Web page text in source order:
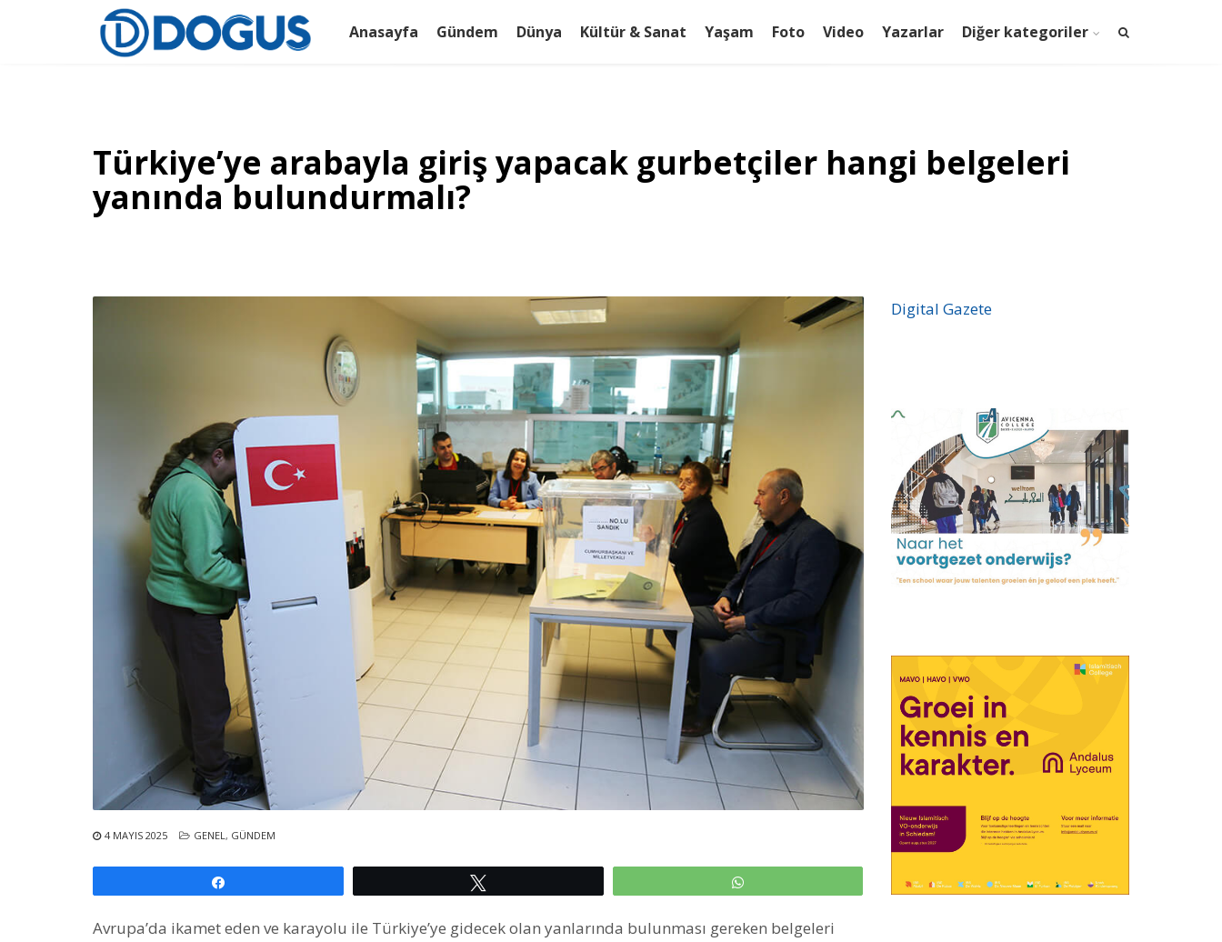
Anasayfa Gündem Dünya Kültür & Sanat Yaşam Foto Video Yazarlar Diğer kategoriler
Türkiye’ye arabayla giriş yapacak gurbetçiler hangi belgeleri
yanında bulundurmalı?
4 MAYIS 2025 GENEL, GÜNDEM
Avrupa’da ikamet eden ve karayolu ile Türkiye’ye gidecek olan yanlarında bulunması gereken belgeleri
Digital Gazete